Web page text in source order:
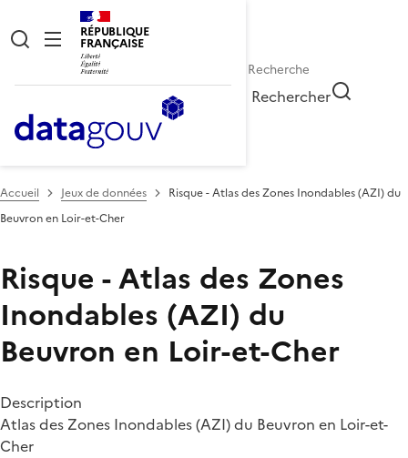
RÉPUBLIQUE
FRANÇAISE
Rechercher
Accueil Jeux de données
Risque - Atlas des Zones Inondables (AZI) du
Beuvron en Loir-et-Cher
Risque - Atlas des Zones
Inondables (AZI) du
Beuvron en Loir-et-Cher
Description
Atlas des Zones Inondables (AZI) du Beuvron en Loir-et-
Cher